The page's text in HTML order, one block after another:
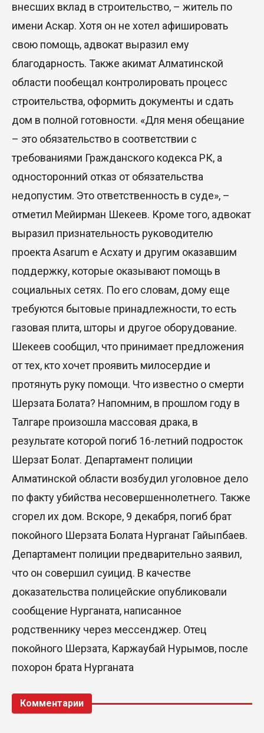
внесших вклад в строительство, – житель по
имени Аскар. Хотя он не хотел афишировать
свою помощь, адвокат выразил ему
благодарность. Также акимат Алматинской
области пообещал контролировать процесс
строительства, оформить документы и сдать
дом в полной готовности. «Для меня обещание
– это обязательство в соответствии с
требованиями Гражданского кодекса РК, а
односторонний отказ от обязательства
недопустим. Это ответственность в суде», –
отметил Мейирман Шекеев. Кроме того, адвокат
выразил признательность руководителю
проекта Asarum е Асхату и другим оказавшим
поддержку, которые оказывают помощь в
социальных сетях. По его словам, дому еще
требуются бытовые принадлежности, то есть
газовая плита, шторы и другое оборудование.
Шекеев сообщил, что принимает предложения
от тех, кто хочет проявить милосердие и
протянуть руку помощи. Что известно о смерти
Шерзата Болата? Напомним, в прошлом году в
Талгаре произошла массовая драка, в
результате которой погиб 16-летний подросток
Шерзат Болат. Департамент полиции
Алматинской области возбудил уголовное дело
по факту убийства несовершеннолетнего. Также
сгорел их дом. Вскоре, 9 декабря, погиб брат
покойного Шерзата Болата Нурганат Гайыпбаев.
Департамент полиции предварительно заявил,
что он совершил суицид. В качестве
доказательства полицейские опубликовали
сообщение Нурганата, написанное
родственнику через мессенджер. Отец
покойного Шерзата, Каржаубай Нурымов, после
похорон брата Нурганата
Комментарии